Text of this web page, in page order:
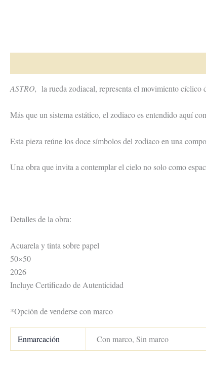
ASTRO, la rueda zodiacal, representa el movimiento
Más que un sistema estático, el zodiaco es entendido aquí
Esta pieza reúne los doce símbolos del zodiaco en una
Una obra que invita a contemplar el cielo no solo como
Detalles de la obra:
Acuarela y tinta sobre papel
50×50
2026
Incluye Certificado de Autenticidad
*Opción de venderse con marco
Enmarcación Con marco, Sin marco